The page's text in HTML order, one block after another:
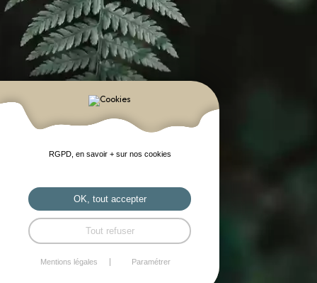
RGPD, en savoir + sur nos cookies
OK, tout accepter
Tout refuser
Mentions légales Paramétrer